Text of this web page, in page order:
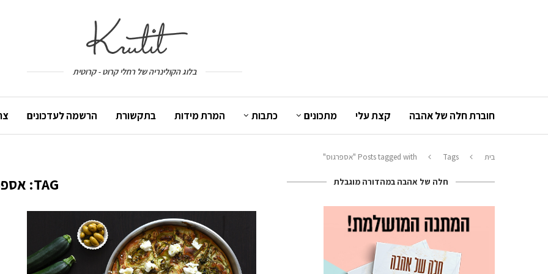
בלוג הקולינריה של רחלי קרוט - קרוטית
חוברת חלה של אהבה קצת עלי מתכונים כתבות המרת מידות בתקשורת הרשמה לעדכונים
בית Tags Posts tagged with "אספרגוס"
TAG: חלה של אהבה במהדורה מוגבלת